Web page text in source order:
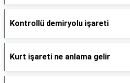
Kontrollü demiryolu işareti
Kurt işareti ne anlama gelir